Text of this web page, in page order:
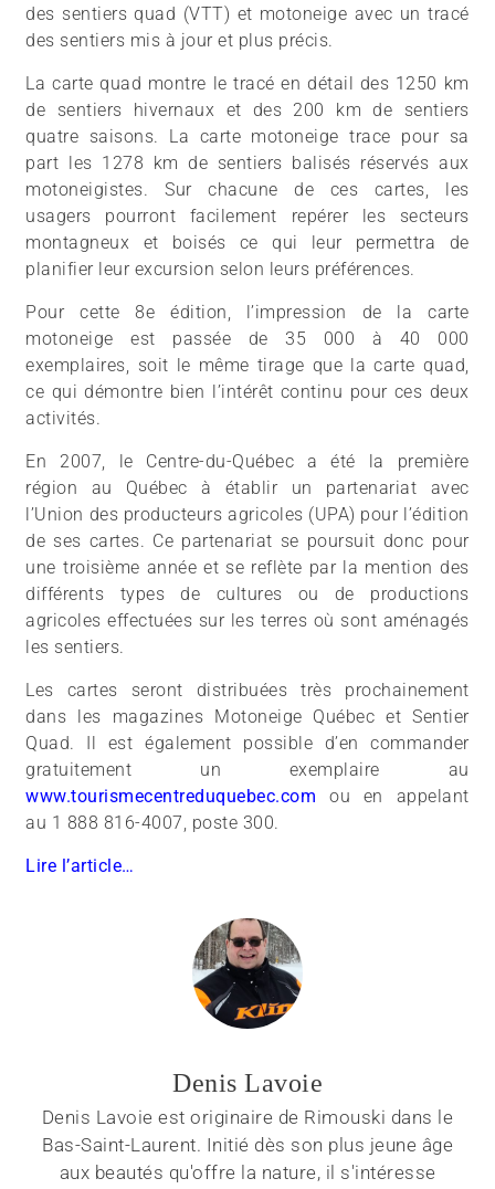
des sentiers quad (VTT) et motoneige avec un tracé
des sentiers mis à jour et plus précis.
La carte quad montre le tracé en détail des 1250 km
de sentiers hivernaux et des 200 km de sentiers
quatre saisons. La carte motoneige trace pour sa
part les 1278 km de sentiers balisés réservés aux
motoneigistes. Sur chacune de ces cartes, les
usagers pourront facilement repérer les secteurs
montagneux et boisés ce qui leur permettra de
planifier leur excursion selon leurs préférences.
Pour cette 8e édition, l’impression de la carte
motoneige est passée de 35 000 à 40 000
exemplaires, soit le même tirage que la carte quad,
ce qui démontre bien l’intérêt continu pour ces deux
activités.
En 2007, le Centre-du-Québec a été la première
région au Québec à établir un partenariat avec
l’Union des producteurs agricoles (UPA) pour l’édition
de ses cartes. Ce partenariat se poursuit donc pour
une troisième année et se reflète par la mention des
différents types de cultures ou de productions
agricoles effectuées sur les terres où sont aménagés
les sentiers.
Les cartes seront distribuées très prochainement
dans les magazines Motoneige Québec et Sentier
Quad. Il est également possible d’en commander
gratuitement un exemplaire au
www.tourismecentreduquebec.com ou en appelant
au 1 888 816-4007, poste 300.
Lire l’article…
Denis Lavoie
Denis Lavoie est originaire de Rimouski dans le
Bas-Saint-Laurent. Initié dès son plus jeune âge
aux beautés qu'offre la nature, il s'intéresse